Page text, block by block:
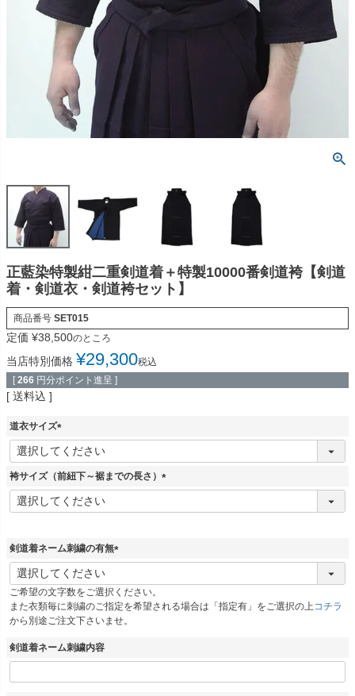
正藍染特製紺二重剣道着＋特製10000番剣道袴【剣道
着・剣道衣・剣道袴セット】
商品番号 SET015
定価 ¥38,500のところ
当店特別価格 ¥29,300税込
[ 266 円分ポイント進呈 ]
送料込
道衣サイズ
(
必
須
袴サイズ（前紐下～裾までの長さ）
(
剣道着ネーム刺繍の有無
(
須
)
ご希望の文字数をご選択ください。
また衣類毎に刺繍のご指定を希望される場合は「指定有」をご選択の上コチラ
から別途ご注文下さいませ。
剣道着ネーム刺繍内容